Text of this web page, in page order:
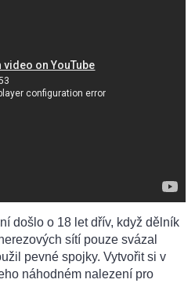
došlo o 18 let dřív, když dělník
sítí pouze svázal
pevné spojky. Vytvořit si v
náhodném nalezení pro